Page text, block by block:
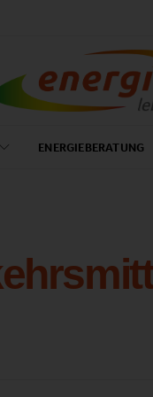
ENERGIEBERATUNG